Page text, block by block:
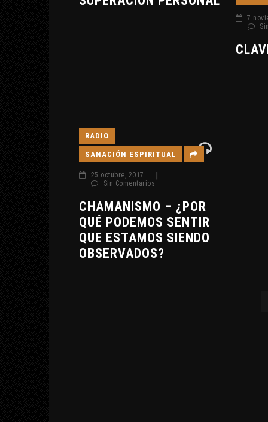
7
RADIO
SANACIÓN ESPIRITUAL
25 octubre, 2017
Sin Comentarios
CHAMANISMO – ¿POR
QUÉ PODEMOS SENTIR
QUE ESTAMOS SIENDO
OBSERVADOS?